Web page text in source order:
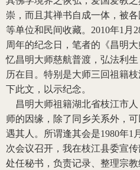
崇，而且其禅书自成一体，被
等单位和民间收藏。 2010年1 月
周年的纪念日，笔者的《昌明
忆昌明大师慈航普渡，弘法利
历在目。特别是大师三回祖籍
下此文，以示纪念。
昌明大师祖籍湖北省枝江市
师的因缘，除了同乡关系外，可
遇其人。所谓逢其会是1980年1
次会议召开，我在枝江县委宣
处任秘书，负责记录、整理宗